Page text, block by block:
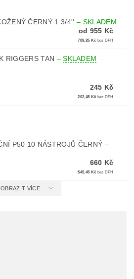
ČERNÝ 1 3/4'' – SKLADEM
od 955 Kč
789,26 Kč bez DPH
RIGGERS TAN –SKLADEM
245 Kč
202,48 Kč bez DPH
P50 10 NÁSTROJŮ ČERNÝ –
660 Kč
545,45 Kč bez DPH
VÍCE